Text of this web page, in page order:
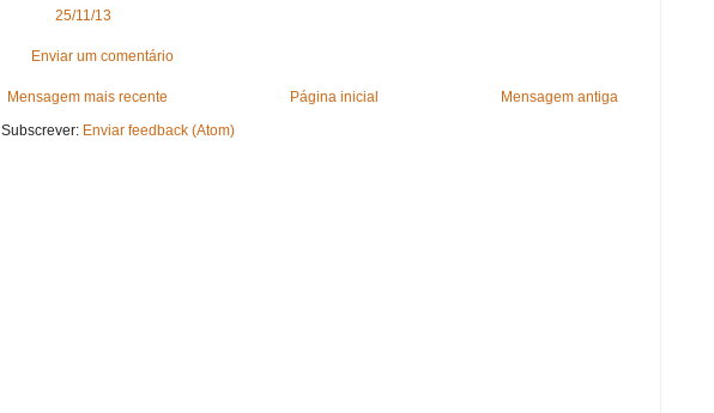
25/11/13
Enviar um comentário
Mensagem mais recente Mensagem antiga
Página inicial
Subscrever: Enviar feedback (Atom)